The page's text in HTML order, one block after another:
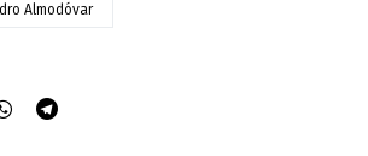
Almodóvar